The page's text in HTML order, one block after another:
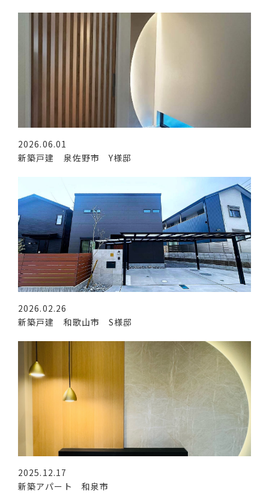
2026.06.01
新築戸建 泉佐野市 Y様邸
2026.02.26
新築戸建 和歌山市 S様邸
2025.12.17
新築アパート 和泉市